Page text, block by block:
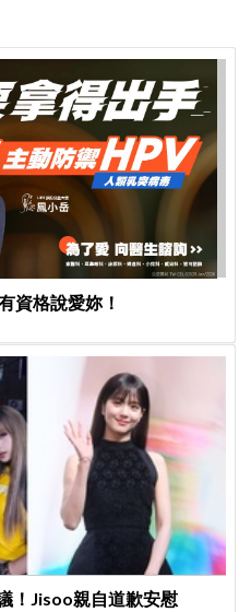
資格說愛妳！
！Jisoo親自道歉安慰